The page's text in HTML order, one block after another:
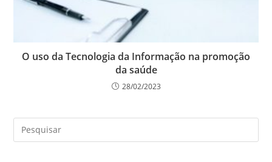
O uso da Tecnologia da Informação na promoção
da saúde
28/02/2023